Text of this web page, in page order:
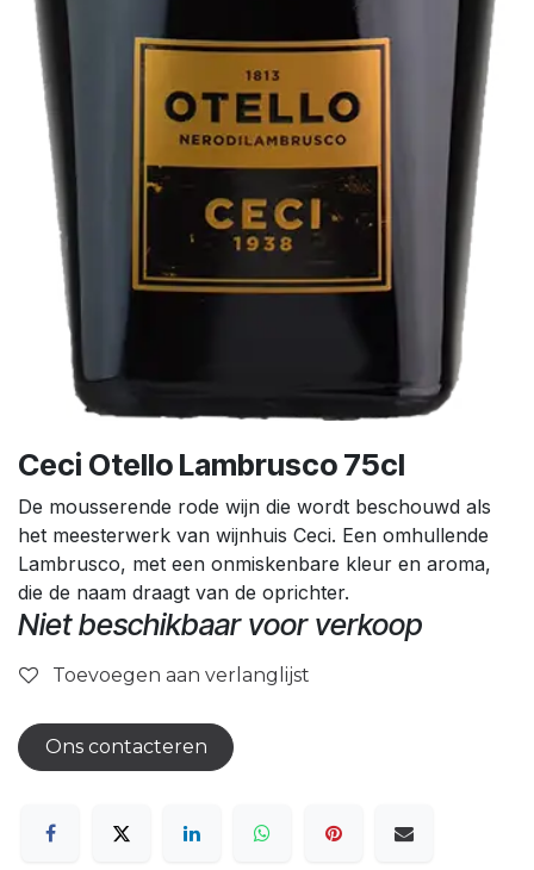
Ceci Otello Lambrusco 75cl
De mousserende rode wijn die wordt beschouwd als
het meesterwerk van wijnhuis Ceci. Een omhullende
Lambrusco, met een onmiskenbare kleur en aroma,
die de naam draagt ​​van de oprichter.
Niet beschikbaar voor verkoop
Toevoegen aan verlanglijst
Ons contacteren